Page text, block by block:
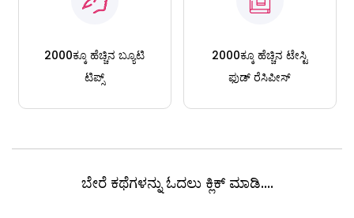
2000ಕ್ಕೂ ಹೆಚ್ಚಿನ ಬ್ಯೂಟಿ
ಟಿಪ್ಸ್
2000ಕ್ಕೂ ಹೆಚ್ಚಿನ ಟೇಸ್ಟಿ
ಫುಡ್ ರೆಸಿಪೀಸ್
ಬೇರೆ ಕಥೆಗಳನ್ನು ಓದಲು ಕ್ಲಿಕ್ ಮಾಡಿ....